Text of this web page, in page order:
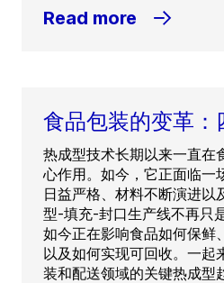
Read more
食品包装的变革：
热成型技术长期以来一直在
心作用。如今，它正面临一
日益严格、材料不断演进以
型-填充-封口生产线不再只
如今正在影响食品如何保鲜
以及如何实现可回收。一起
装和配送领域的关键热成型